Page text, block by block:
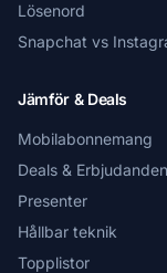
Lösenord
Snapchat vs
Jämför & Deals
Mobilabonnemang
Deals & Erbjudanden
Presenter
Hållbar teknik
Topplistor